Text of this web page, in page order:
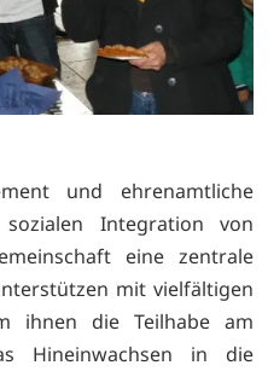
und ehrenamtliche
Integration von
eine zentrale
mit vielfältigen
ihnen die Teilhabe am
Hineinwachsen in die